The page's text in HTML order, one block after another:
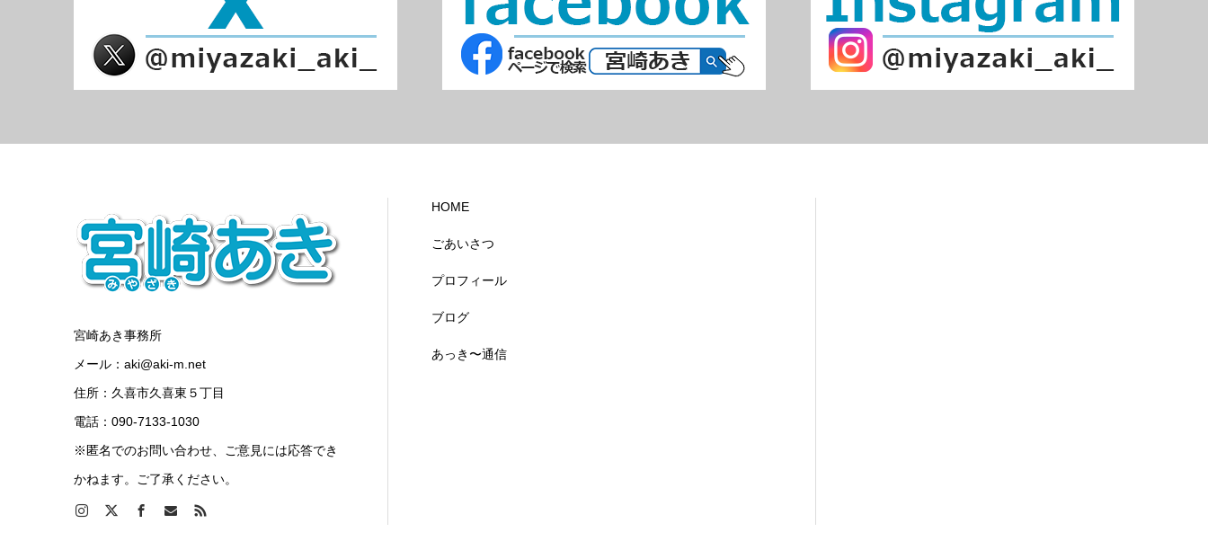
宮崎あき事務所
メール：aki@aki-m.net
住所：久喜市久喜東５丁目
電話：090-7133-1030
※匿名でのお問い合わせ、ご意見には応答でき
かねます。ご了承ください。
HOME
ごあいさつ
プロフィール
ブログ
あっき〜通信